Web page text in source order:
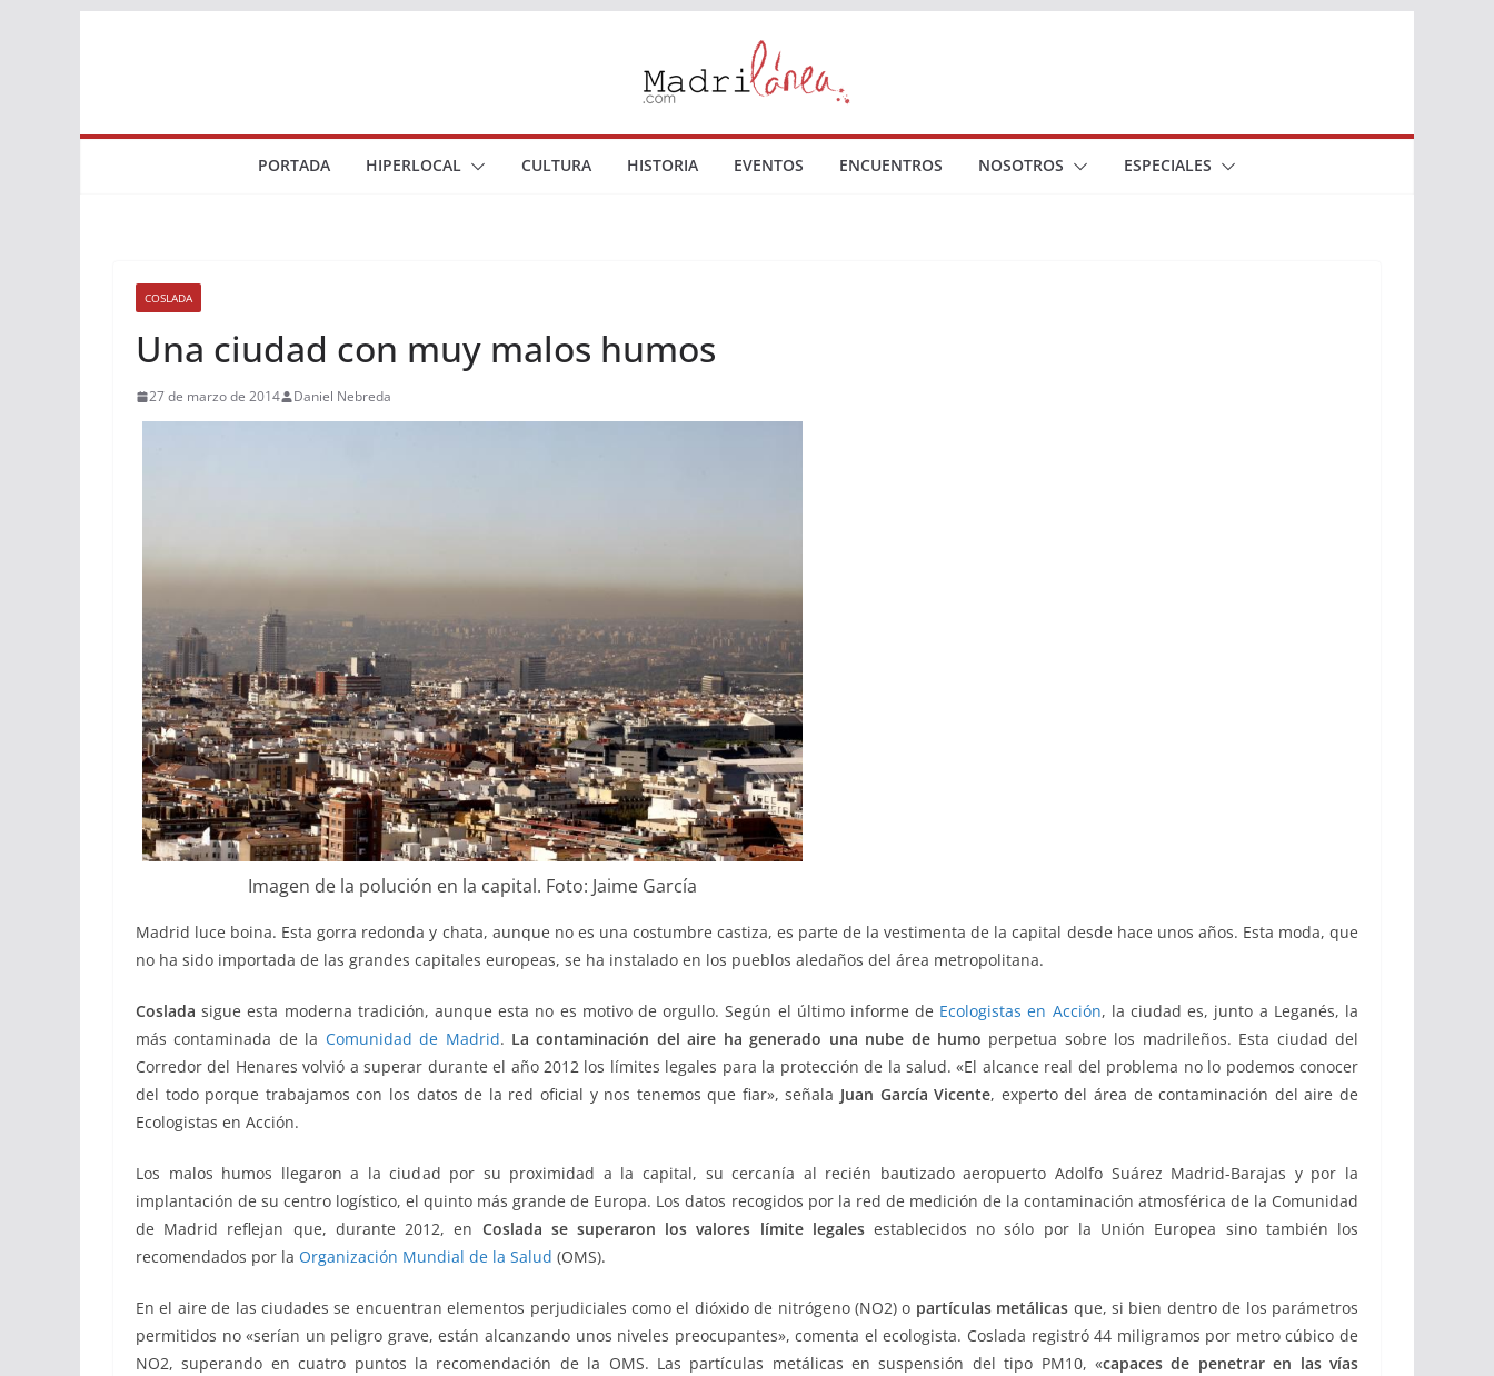
PORTADA HIPERLOCAL CULTURA HISTORIA EVENTOS ENCUENTROS NOSOTROS ESPECIALES
COSLADA
Una ciudad con muy malos humos
27 de marzo de 2014 Daniel Nebreda
Imagen de la polución en la capital. Foto: Jaime García
Madrid luce boina. Esta gorra redonda y chata, aunque no es una costumbre castiza, es parte de la vestimenta de la capital desde hace unos años. Esta moda, que
no ha sido importada de las grandes capitales europeas, se ha instalado en los pueblos aledaños del área metropolitana.
Coslada sigue esta moderna tradición, aunque esta no es motivo de orgullo. Según el último informe de Ecologistas en Acción, la ciudad es, junto a Leganés, la
más contaminada de la Comunidad de Madrid. La contaminación del aire ha generado una nube de humo perpetua sobre los madrileños. Esta ciudad del
Corredor del Henares volvió a superar durante el año 2012 los límites legales para la protección de la salud. «El alcance real del problema no lo podemos conocer
del todo porque trabajamos con los datos de la red oficial y nos tenemos que fiar», señala Juan García Vicente, experto del área de contaminación del aire de
Ecologistas en Acción.
Los malos humos llegaron a la ciudad por su proximidad a la capital, su cercanía al recién bautizado aeropuerto Adolfo Suárez Madrid-Barajas y por la
implantación de su centro logístico, el quinto más grande de Europa. Los datos recogidos por la red de medición de la contaminación atmosférica de la Comunidad
de Madrid reflejan que, durante 2012, en Coslada se superaron los valores límite legalesestablecidos no sólo por la Unión Europea sino también los
recomendados por la Organización Mundial de la Salud (OMS).
En el aire de las ciudades se encuentran elementos perjudiciales como el dióxido de nitrógeno (NO2) o partículas metálicas que, si bien dentro de los parámetros
permitidos no «serían un peligro grave, están alcanzando unos niveles preocupantes», comenta el ecologista. Coslada registró 44 miligramos por metro cúbico de
NO2, superando en cuatro puntos la recomendación de la OMS. Las partículas metálicas en suspensión del tipo PM10, «capaces de penetrar en las vías